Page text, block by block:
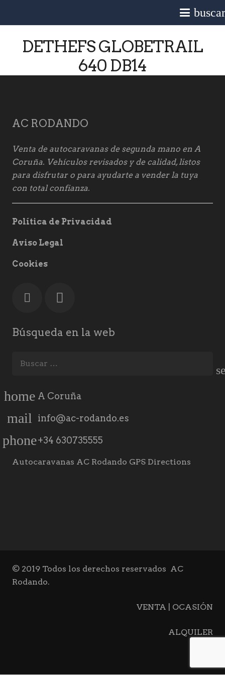
DETHEFS GLOBETRAIL
640 DB14
AC RODANDO
Venta de autocaravanas de segunda mano en A
Coruña. Vehículos revisados y de calidad, listos
para disfrutar o para ayudarte a vender la tuya
con total confianza.
Política de Privacidad
Aviso Legal
Cookies
Búsqueda en la web
home A Coruña
mail info@ac-rodando.es
phone+34 630735555
Autocaravanas AC Rodando GPS Directions
© 2019 Todos los derechos reservados AC
Rodando.
VENTA | OCASIÓN
ALQUILER